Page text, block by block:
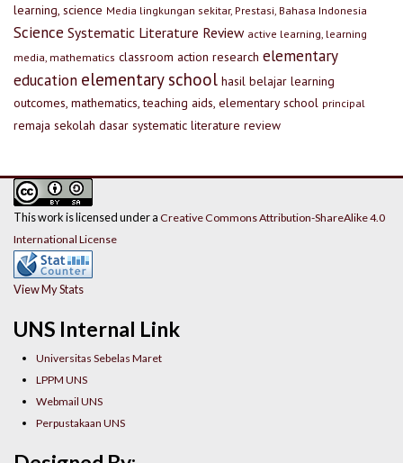
learning, science Media lingkungan sekitar, Prestasi, Bahasa Indonesia
Science Systematic Literature Review active learning, learning
media, mathematics classroom action research elementary
education elementary school hasil belajar learning
outcomes, mathematics, teaching aids, elementary school principal
remaja sekolah dasar systematic literature review
UNS Internal Link
Universitas Sebelas Maret
LPPM UNS
Webmail UNS
Perpustakaan UNS
This work is licensed under a Creative Commons Attribution-ShareAlike 4.0
International License
View My Stats